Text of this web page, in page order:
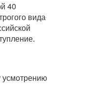
40
вида
усмотрению